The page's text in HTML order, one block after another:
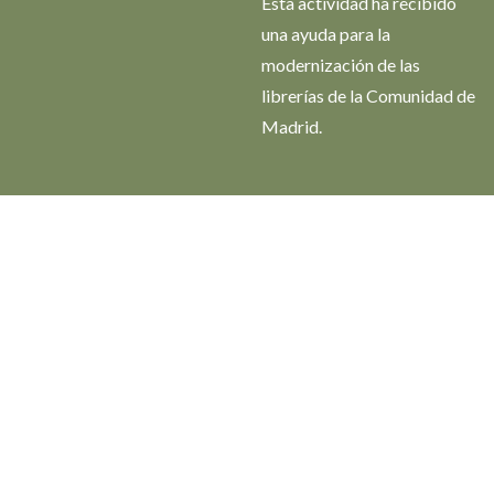
una ayuda para la
modernización de las
librerías de la Comunidad de
Madrid.